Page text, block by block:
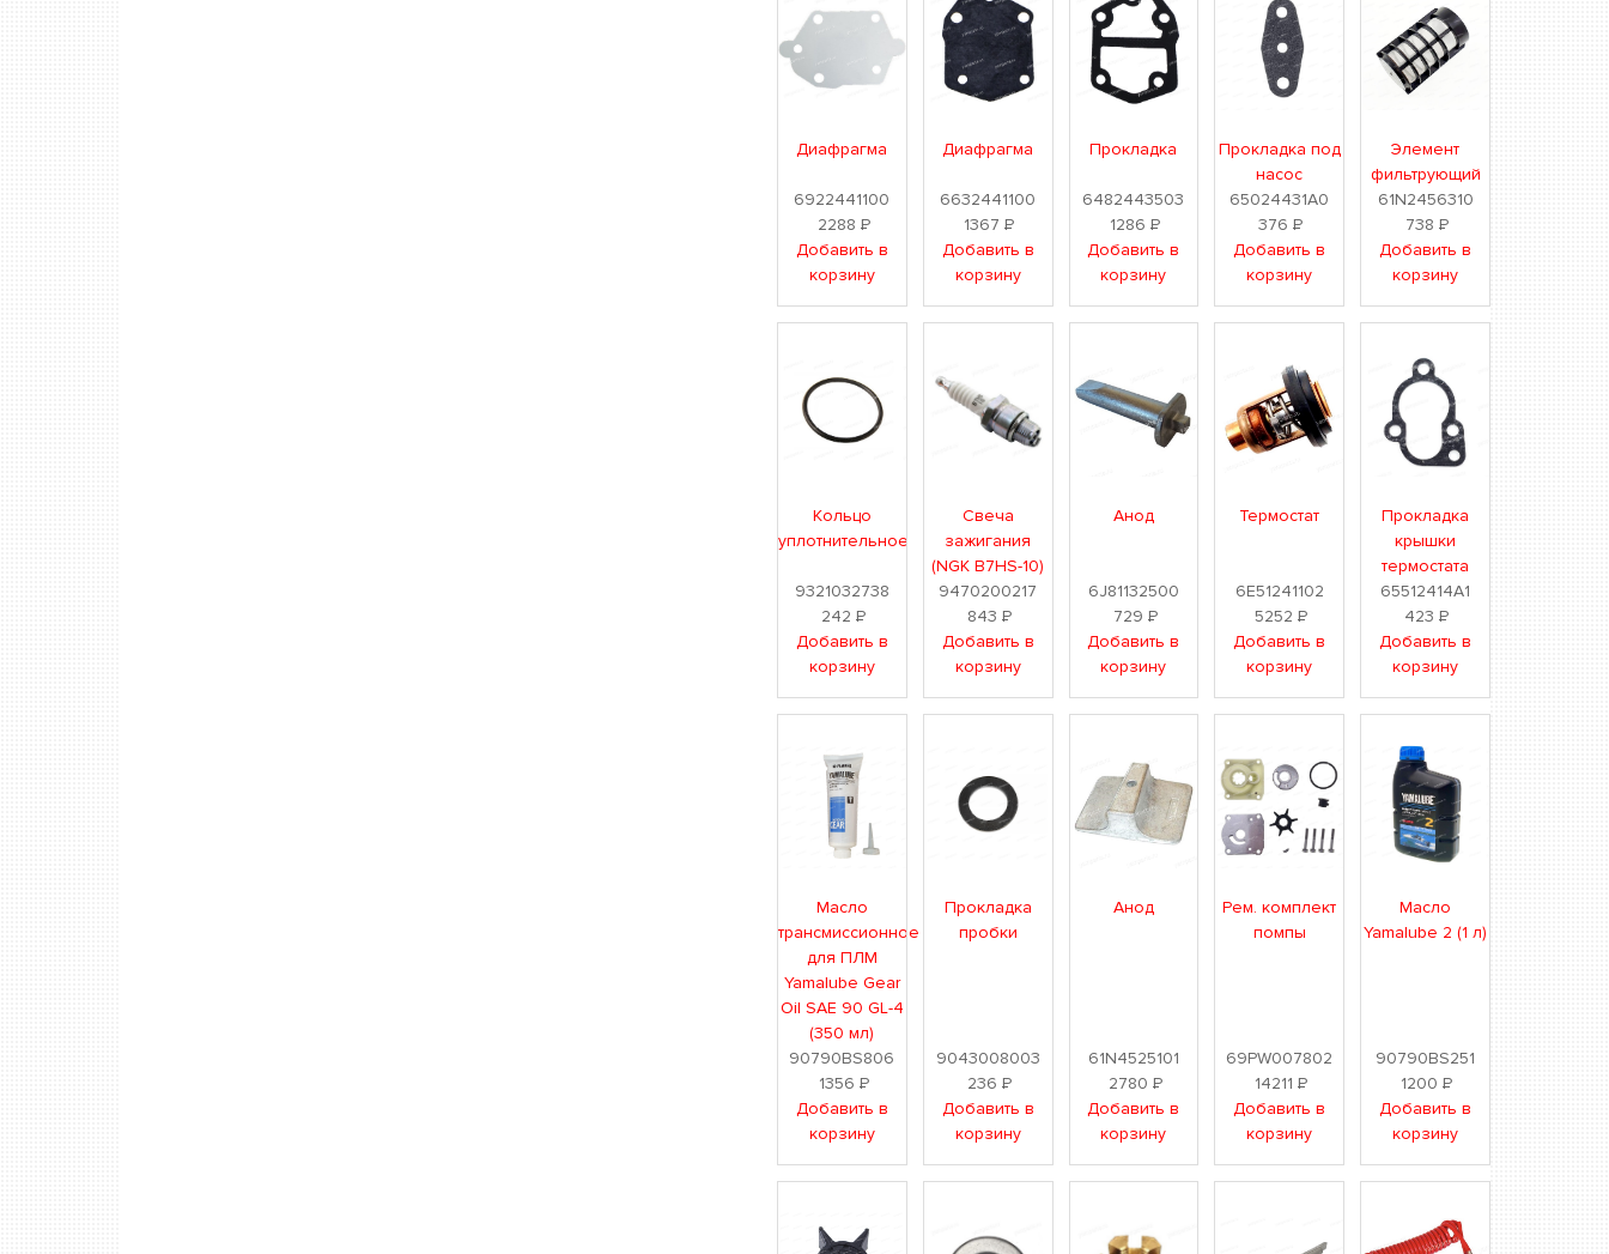
Диафрагма
6922441100
2288 Р
Добавить в
корзину
Диафрагма
6632441100
1367Р
Добавить в
корзину
Прокладка
6482443503
1286Р
Добавить в
корзину
Прокладка под
насос
65024431A0
376Р
Добавить в
корзину
Элемент
фильтрующий
61N2456310
738 Р
Добавить в
корзину
Кольцо
уплотнительное
9321032738
242Р
Добавить в
корзину
Свеча
зажигания
(NGK B7HS-10)
9470200217
843 Р
Добавить в
корзину
Анод
6J81132500
729 Р
Добавить в
корзину
Термостат
6E51241102
5252 Р
Добавить в
корзину
Прокладка
крышки
термостата
65512414A1
423Р
Добавить в
корзину
Масло
трансмиссионное
для ПЛМ
Yamalube Gear
Oil SAE 90 GL-4
(350 мл)
90790BS806
1356 Р
Добавить в
корзину
Прокладка
пробки
9043008003
236 Р
Добавить в
корзину
Анод
61N4525101
2780 Р
Добавить в
корзину
Рем. комплект
помпы
69PW007802
14211 Р
Добавить в
корзину
Масло
Yamalube 2 (1 л)
90790BS251
1200Р
Добавить в
корзину